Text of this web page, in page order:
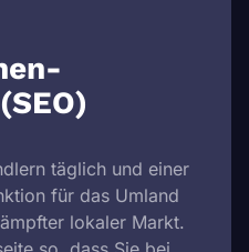
täglich und einer
für das Umland
lokaler Markt.